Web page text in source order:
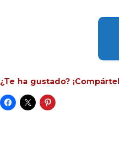
¿Te ha gustado?